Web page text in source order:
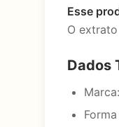
Esse
O
Dados